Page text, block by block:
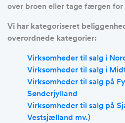
over broen eller tage færgen for
Vi har kategoriseret
overordnede kategorier:
Virksomheder til salg i
Virksomheder til salg i
Virksomheder til salg på
Sønderjylland
Virksomheder til salg på
Vestsjælland mv.)